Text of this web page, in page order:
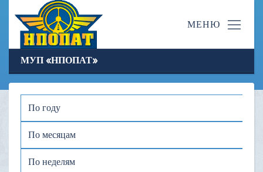
МУП «НПОПАТ»
По году
По месяцам
По неделям